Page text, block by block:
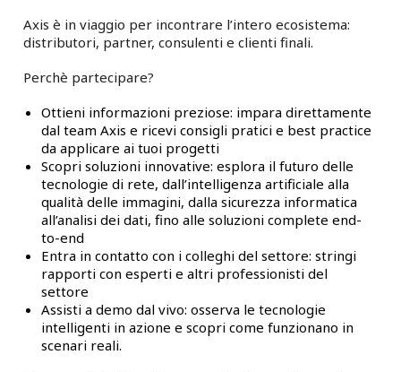
Axis è in viaggio per incontrare l’intero ecosistema:
distributori, partner, consulenti e clienti finali.
Perchè partecipare?
Ottieni informazioni preziose: impara direttamente
dal team Axis e ricevi consigli pratici e best practice
da applicare ai tuoi progetti
Scopri soluzioni innovative: esplora il futuro delle
tecnologie di rete, dall’intelligenza artificiale alla
qualità delle immagini, dalla sicurezza informatica
all’analisi dei dati, fino alle soluzioni complete end-
to-end
Entra in contatto con i colleghi del settore: stringi
rapporti con esperti e altri professionisti del
settore
Assisti a demo dal vivo: osserva le tecnologie
intelligenti in azione e scopri come funzionano in
scenari reali.